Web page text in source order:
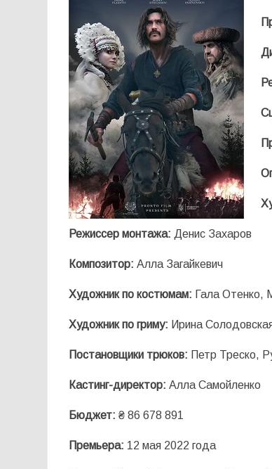
Режиссер монтажа: Денис Захаров
Композитор: Алла Загайкевич
Художник по костюмам: Гала Отенко,
Художник по гриму: Ирина
Постановщики трюков: Петр Треско,
Кастинг-директор: Алла Самойленко
Бюджет: ₴ 86 678 891
Премьера: 12 мая 2022 года